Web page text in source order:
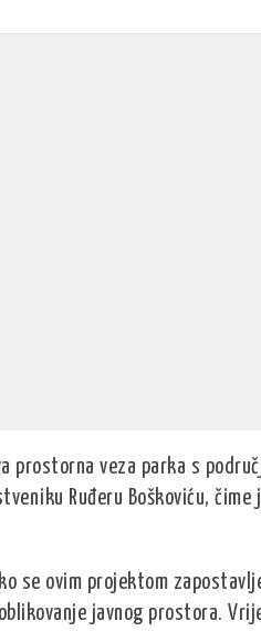
prostorna veza parka s
Ruđeru Boškoviću,
se ovim projektom
javnog prostora.